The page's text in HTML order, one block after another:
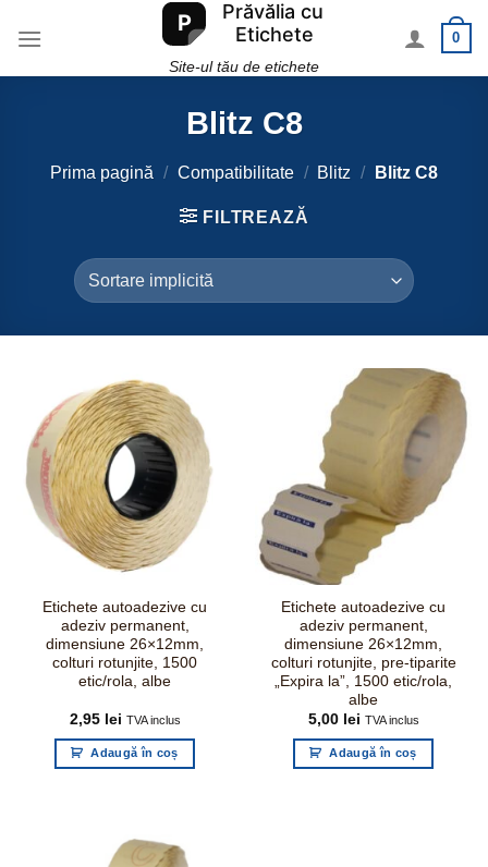
Site-ul tău de etichete
0
Blitz C8
Prima pagină / Compatibilitate / Blitz / Blitz C8
FILTREAZĂ
Etichete autoadezive cu
adeziv permanent,
dimensiune 26×12mm,
colturi rotunjite, 1500
etic/rola, albe
2,95 lei TVA inclus
Adaugă în coș
Etichete autoadezive cu
adeziv permanent,
dimensiune 26×12mm,
colturi rotunjite, pre-tiparite
„Expira la”, 1500 etic/rola,
albe
5,00 lei TVA inclus
Adaugă în coș